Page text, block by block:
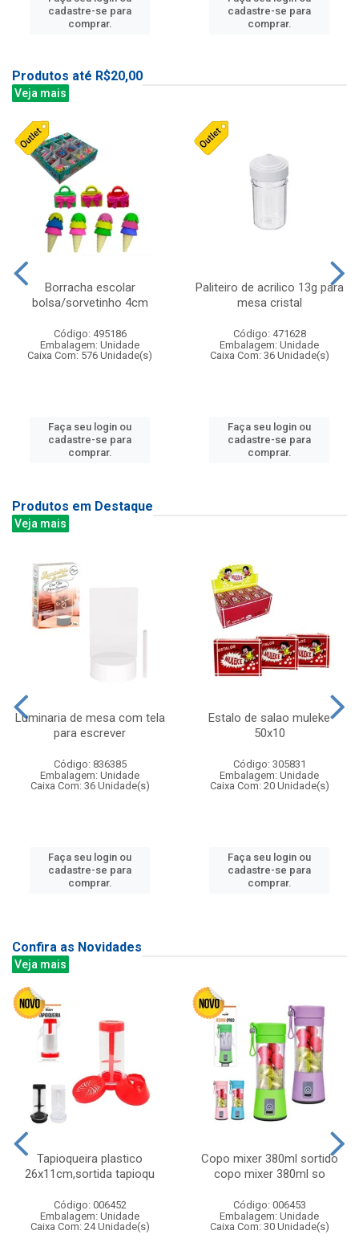
cadastre-se para
comprar.
cadastre-se para
comprar.
Produtos até R$20,00
Veja mais
Borracha escolar
bolsa/sorvetinho 4cm
Código: 495186
Embalagem: Unidade
Caixa Com: 576 Unidade(s)
Faça seu login ou
cadastre-se para
comprar.
Paliteiro de acrilico 13g para
mesa cristal
Código: 471628
Embalagem: Unidade
Caixa Com: 36 Unidade(s)
Faça seu login ou
cadastre-se para
comprar.
Produtos em Destaque
Veja mais
Luminaria de mesa com tela
para escrever
Código: 836385
Embalagem: Unidade
Caixa Com: 36 Unidade(s)
Faça seu login ou
cadastre-se para
comprar.
Estalo de salao muleke
50x10
Código: 305831
Embalagem: Unidade
Caixa Com: 20 Unidade(s)
Faça seu login ou
cadastre-se para
comprar.
Confira as Novidades
Veja mais
Tapioqueira plastico
26x11cm,sortida tapioqu
Código: 006452
Embalagem: Unidade
Caixa Com: 24 Unidade(s)
Copo mixer 380ml sortido
copo mixer 380ml so
Código: 006453
Embalagem: Unidade
Caixa Com: 30 Unidade(s)